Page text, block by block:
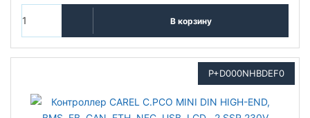
В корзину
P+D000NHBDEF0